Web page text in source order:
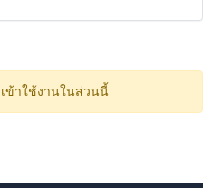
ข้าใช้งานในส่วนนี้